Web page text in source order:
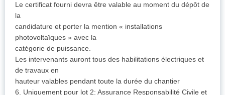
Le certificat fourni devra être valable au moment du dépôt de
la
candidature et porter la mention « installations
photovoltaïques » avec la
catégorie de puissance.
Les intervenants auront tous des habilitations électriques et
de travaux en
hauteur valables pendant toute la durée du chantier
6. Uniquement pour lot 2: Assurance Responsabilité Civile et